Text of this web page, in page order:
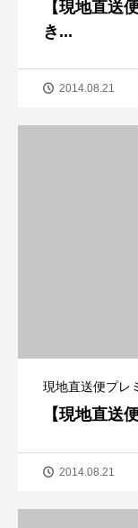
【現地直送
き...
2014.08.21
現地直送便プレ
【現地直送
2014.08.21